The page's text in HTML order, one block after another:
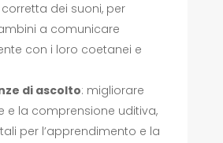
dei suoni, per
a comunicare
con i loro coetanei e
di ascolto: migliorare
e la comprensione uditiva,
per l’apprendimento e la